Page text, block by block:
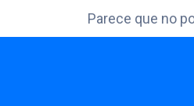
Parece que no